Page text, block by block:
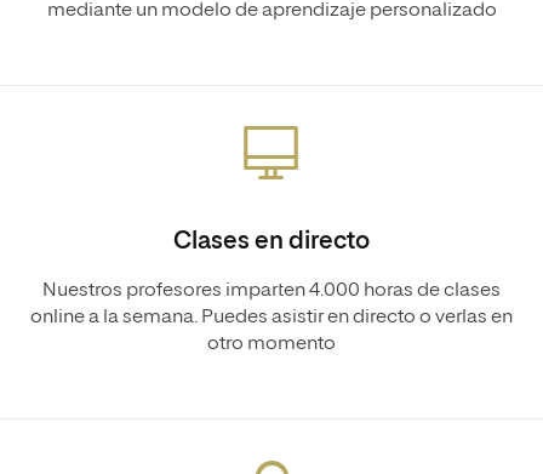
mediante un modelo de aprendizaje personalizado
Clases en directo
Nuestros profesores imparten 4.000 horas de clases
online a la semana. Puedes asistir en directo o verlas en
otro momento